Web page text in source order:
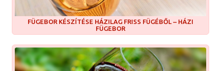
FÜGEBOR KÉSZÍTÉSE HÁZILAG FRISS FÜGÉBŐL – HÁZI
FÜGEBOR